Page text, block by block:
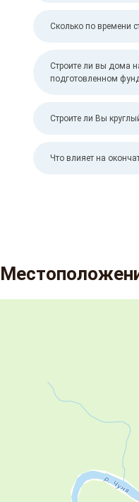
Сколько по времени
Строите ли вы дома
подготовленном
Строите ли Вы
Что влияет на